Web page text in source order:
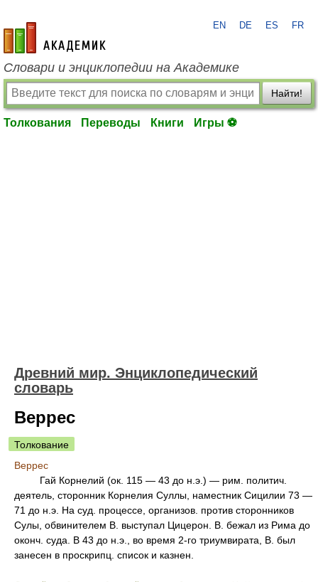
academic.ru
EN DE ES FR
Словари и энциклопедии на Академике
Найти!
Толкования Переводы Книги Игры ⚽
Древний мир. Энциклопедический
словарь
Веррес
Толкование
Веррес
Гай Корнелий (ок. 115 — 43 до н.э.) — рим. политич.
деятель, сторонник Корнелия Суллы, наместник Сицилии 73 —
71 до н.э. На суд. процессе, организов. против сторонников
Сулы, обвинителем В. выступал Цицерон. В. бежал из Рима до
оконч. суда. В 43 до н.э., во время 2-го триумвирата, В. был
занесен в проскрипц. список и казнен.